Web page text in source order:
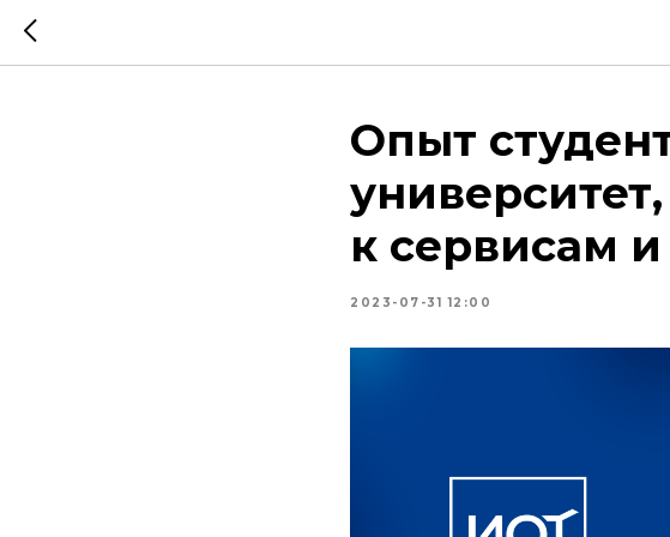
Опыт
к сервисам
2023-07-31 12:00